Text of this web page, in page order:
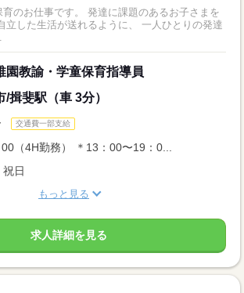
発達に課題のあるお子さまを
立した生活が送れるように、 一人ひとりの発達
園教諭・学童保育指導員
揖斐駅（車 3分）
交通費一部支給
（4H勤務） ＊13：00〜19：0...
日
もっと見る
求人詳細を見る